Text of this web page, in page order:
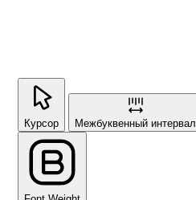
Курсор Межбуквенный интервал